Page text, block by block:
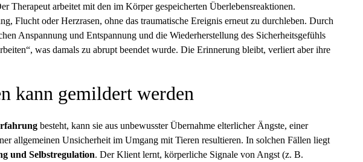
Therapeut arbeitet mit den im Körper gespeicherten Überlebensreaktionen.
Flucht oder Herzrasen, ohne das traumatische Ereignis erneut zu durchleben. Durch
Anspannung und Entspannung und die Wiederherstellung des Sicherheitsgefühls
was damals zu abrupt beendet wurde. Die Erinnerung bleibt, verliert aber ihre
kann gemildert werden
besteht, kann sie aus unbewusster Übernahme elterlicher Ängste, einer
allgemeinen Unsicherheit im Umgang mit Tieren resultieren. In solchen Fällen liegt
und Selbstregulation. Der Klient lernt, körperliche Signale von Angst (z. B.